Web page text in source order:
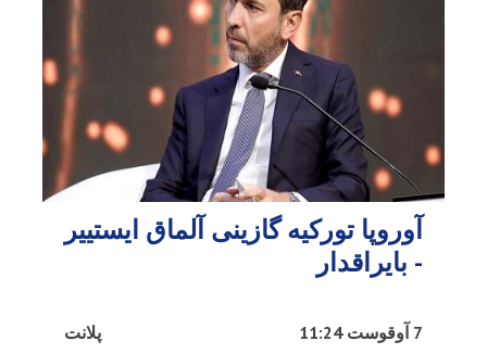
آوروپا تورکیه گازینی آلماق ایستییر
- بایراقدار
پلانت 7 آوقوست 11:24